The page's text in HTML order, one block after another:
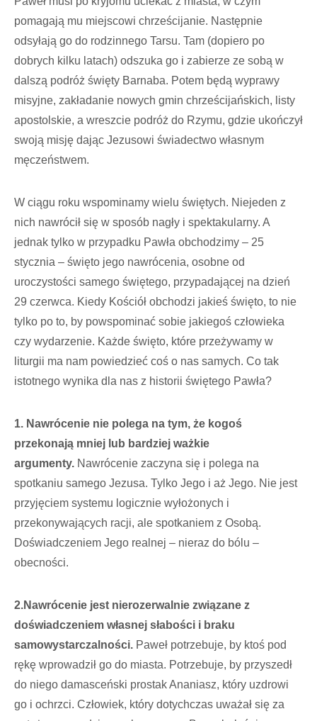
pomagają mu miejscowi chrześcijanie. Następnie
odsyłają go do rodzinnego Tarsu. Tam (dopiero po
dobrych kilku latach) odszuka go i zabierze ze sobą w
dalszą podróż święty Barnaba. Potem będą wyprawy
misyjne, zakładanie nowych gmin chrześcijańskich, listy
apostolskie, a wreszcie podróż do Rzymu, gdzie ukończył
swoją misję dając Jezusowi świadectwo własnym
męczeństwem.
W ciągu roku wspominamy wielu świętych. Niejeden z
nich nawrócił się w sposób nagły i spektakularny. A
jednak tylko w przypadku Pawła obchodzimy – 25
stycznia – święto jego nawrócenia, osobne od
uroczystości samego świętego, przypadającej na dzień
29 czerwca. Kiedy Kościół obchodzi jakieś święto, to nie
tylko po to, by powspominać sobie jakiegoś człowieka
czy wydarzenie. Każde święto, które przeżywamy w
liturgii ma nam powiedzieć coś o nas samych. Co tak
istotnego wynika dla nas z historii świętego Pawła?
1. Nawrócenie nie polega na tym, że kogoś
przekonają mniej lub bardziej ważkie
argumenty. Nawrócenie zaczyna się i polega na
spotkaniu samego Jezusa. Tylko Jego i aż Jego. Nie jest
przyjęciem systemu logicznie wyłożonych i
przekonywających racji, ale spotkaniem z Osobą.
Doświadczeniem Jego realnej – nieraz do bólu –
obecności.
2.Nawrócenie jest nierozerwalnie związane z
doświadczeniem własnej słabości i braku
samowystarczalności. Paweł potrzebuje, by ktoś pod
rękę wprowadził go do miasta. Potrzebuje, by przyszedł
do niego damasceński prostak Ananiasz, który uzdrowi
go i ochrzci. Człowiek, który dotychczas uważał się za